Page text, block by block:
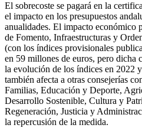
El sobrecoste se pagará en la
el impacto en los presupuestos
anualidades. El impacto económico
de Fomento, Infraestructuras y
(con los índices provisionales
en 59 millones de euros, pero dicha
la evolución de los índices en 2022
también afecta a otras consejerías
Familias, Educación y Deporte,
Desarrollo Sostenible, Cultura y
Regeneración, Justicia y
la repercusión de la medida.